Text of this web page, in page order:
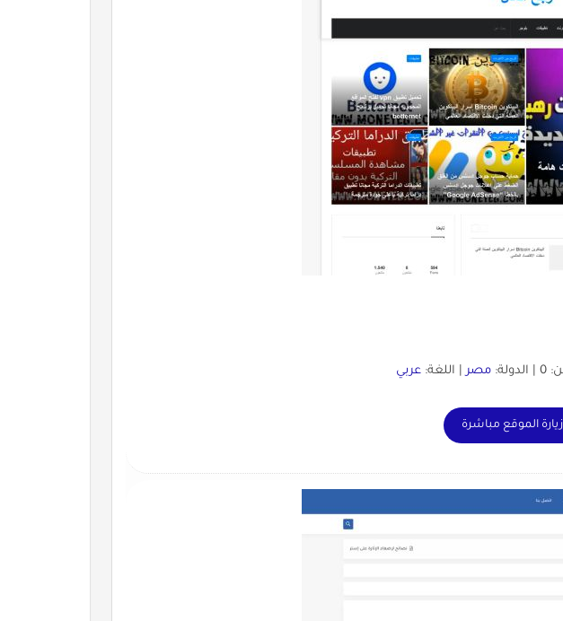
مصر | اللغة: عربي
زيارة الموقع مباشرة